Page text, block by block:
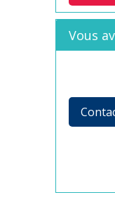
Vous